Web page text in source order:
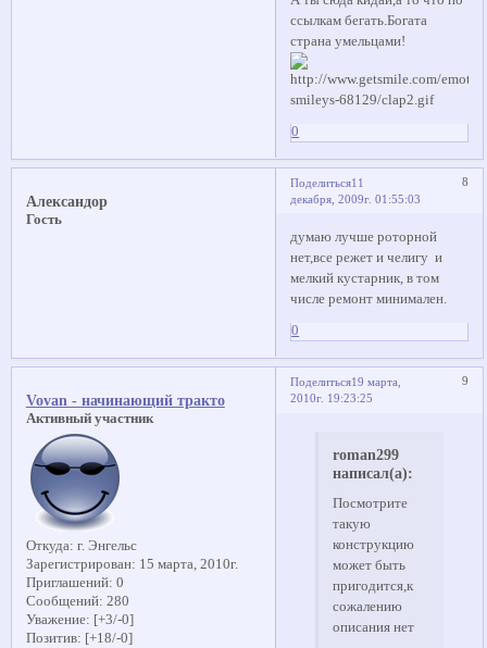
ссылкам бегать.Богата
страна умельцами!
0
Поделиться 8
11
декабря, 2009г. 01:55:03
Александор
Гость
думаю лучше роторной
нет,все режет и челигу и
мелкий кустарник, в том
числе ремонт минимален.
0
Поделиться 9
19 марта,
2010г. 19:23:25
Vovan - начинающий тракто
Активный участник
Откуда: г. Энгельс
Зарегистрирован: 15 марта, 2010г.
Приглашений: 0
Сообщений: 280
Уважение: [+3/-0]
Позитив: [+18/-0]
roman299
написал(а):
Посмотрите
такую
конструкцию
может быть
пригодится,к
сожалению
описания нет